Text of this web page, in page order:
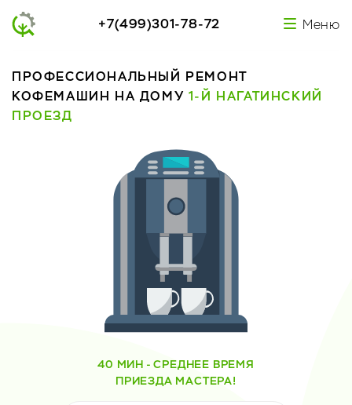
+7(499)301-78-72 Меню
ПРОФЕССИОНАЛЬНЫЙ РЕМОНТ
КОФЕМАШИН НА ДОМУ 1-Й НАГАТИНСКИЙ
ПРОЕЗД
40 МИН - СРЕДНЕЕ ВРЕМЯ
ПРИЕЗДА МАСТЕРА!